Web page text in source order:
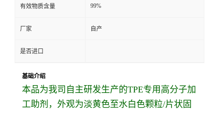
有效物质含量 99%
厂家 自产
是否进口
基础介绍
本品为我司自主研发生产的TPE专用高分子加
工助剂，外观为淡黄色至水白色颗粒/片状固